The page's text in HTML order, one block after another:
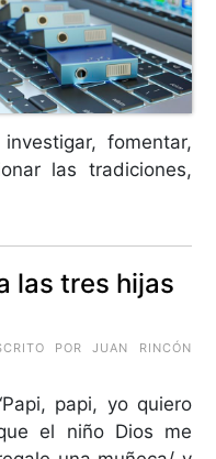
fomentar,
las tradiciones,
las tres hijas
PORJUAN RINCÓN
papi, yo quiero
el niño Dios me